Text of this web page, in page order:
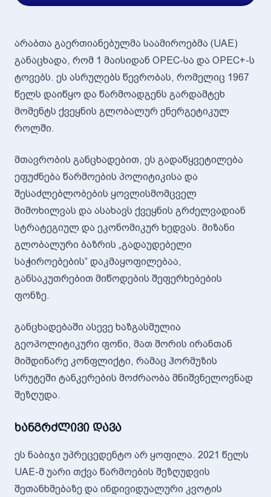
არაბთა გაერთიანებულმა საამიროებმა (UAE)
განაცხადა, რომ 1 მაისიდან OPEC-სა და OPEC+-ს
ტოვებს. ეს ასრულებს წევრობას, რომელიც 1967
წელს დაიწყო და წარმოადგენს გარდამტეხ
მომენტს ქვეყნის გლობალურ ენერგეტიკულ
როლში.
მთავრობის განცხადებით, ეს გადაწყვეტილება
ეფუძნება წარმოების პოლიტიკისა და
შესაძლებლობების ყოვლისმომცველ
მიმოხილვას და ასახავს ქვეყნის გრძელვადიან
სტრატეგიულ და ეკონომიკურ ხედვას. მიზანი
გლობალური ბაზრის „გადაუდებელი
საჭიროებების“ დაკმაყოფილებაა,
განსაკუთრებით მიწოდების შეფერხებების
ფონზე.
განცხადებაში ასევე ხაზგასმულია
გეოპოლიტიკური ფონი, მათ შორის ირანთან
მიმდინარე კონფლიქტი, რამაც ჰორმუზის
სრუტეში ტანკერების მოძრაობა მნიშვნელოვნად
შეზღუდა.
ხანგრძლივი დავა
ეს ნაბიჯი უპრეცედენტო არ ყოფილა. 2021 წელს
UAE-მ უარი თქვა წარმოების შეზღუდვის
შეთანხმებაზე და ინდივიდუალური კვოტის